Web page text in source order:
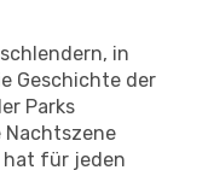
in
Geschichte der
Parks
Nachtszene
hat für jeden